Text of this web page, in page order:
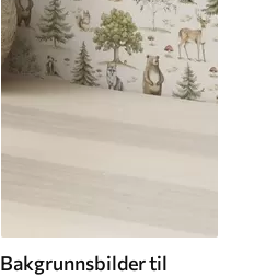
Bakgrunnsbilder til